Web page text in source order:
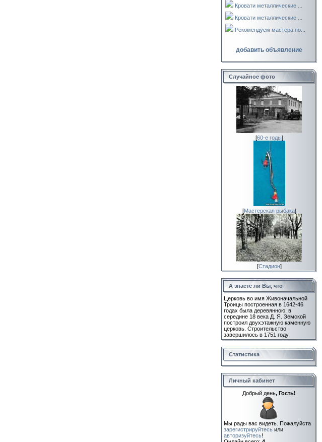
Кровати металлические ...
Кровати металлические ...
Рекомендуем мастера по...
добавить объявление
Случайное фото
[60-е годы]
[Мастерская рыбака]
[Стадион]
А знаете ли Вы, что
Церковь во имя Живоначальной
Троицы построенная в 1642-46
годах была деревянною, в
середине 18 века Д. Я. Земской
построил двухэтажную каменную
церковь. Строительство
завершилось в 1751 году.
Статистика
Личный кабинет
Добрый день, Гость!
Мы рады вас видеть. Пожалуйста
зарегистрируйтесь или
авторизуйтесь!